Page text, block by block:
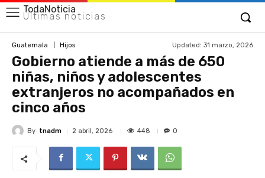
TodaNoticia
Últimas noticias
Guatemala Hijos Updated: 31 marzo, 2026
Gobierno atiende a más de 650
niñas, niños y adolescentes
extranjeros no acompañados en
cinco años
By tnadm 2 abril, 2026 448 0